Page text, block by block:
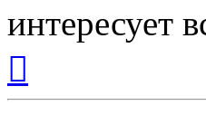
интересует
началу